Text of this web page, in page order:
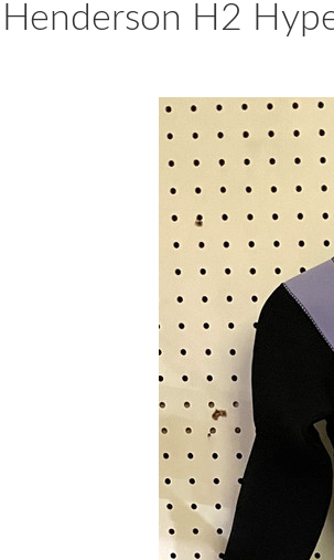
Henderson H2